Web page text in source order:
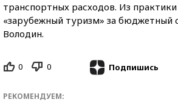
транспортных расходов. Из
«зарубежный туризм» за бюджетный
Володин.
0 0 Подпишись
РЕКОМЕНДУЕМ: